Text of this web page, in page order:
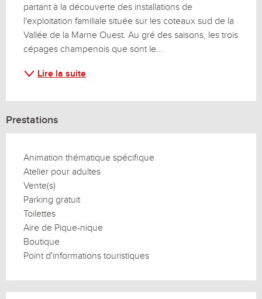
partant à la découverte des installations de
l'exploitation familiale située sur les coteaux sud de la
Vallée de la Marne Ouest. Au gré des saisons, les trois
cépages champenois que sont le...
Lire la suite
Prestations
Animation thématique spécifique
Atelier pour adultes
Vente(s)
Parking gratuit
Toilettes
Aire de Pique-nique
Boutique
Point d'informations touristiques